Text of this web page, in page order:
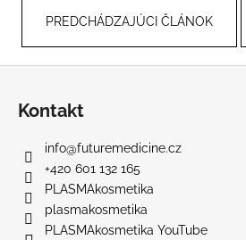
PREDCHÁDZAJÚCI ČLÁNOK
á
j
ť
HĽADAŤ
Kontakt
info@futuremedicine.cz
+420 601 132 165
PLASMAkosmetika
plasmakosmetika
PLASMAkosmetika YouTube